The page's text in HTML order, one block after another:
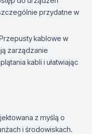
przydatne w
kablowe w
zarządzanie
kabli i ułatwiając
z myślą o
i środowiskach.